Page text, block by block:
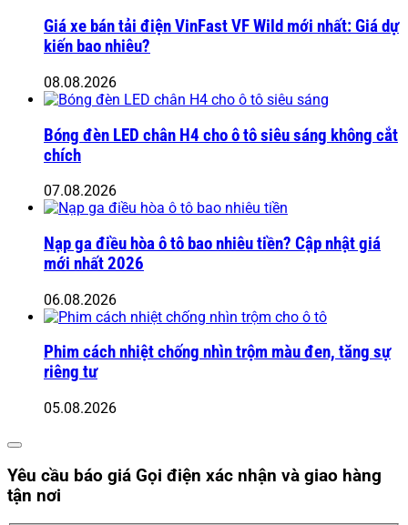
Giá xe bán tải điện VinFast VF Wild mới nhất: Giá dự
kiến bao nhiêu?
08.08.2026
Bóng đèn LED chân H4 cho ô tô siêu sáng không cắt
chích
07.08.2026
Nạp ga điều hòa ô tô bao nhiêu tiền? Cập nhật giá
mới nhất 2026
06.08.2026
Phim cách nhiệt chống nhìn trộm màu đen, tăng sự
riêng tư
05.08.2026
Yêu cầu báo giá Gọi điện xác nhận và giao hàng
tận nơi